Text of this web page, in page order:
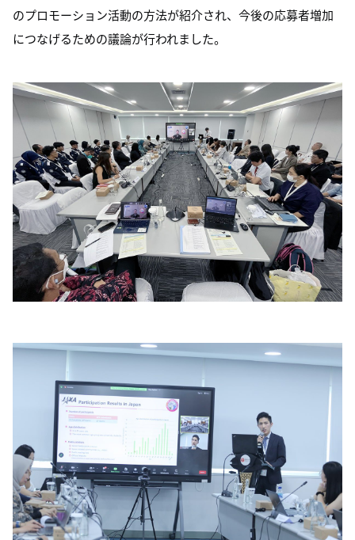
のプロモーション活動の方法が紹介され、今後の応募者増加
につなげるための議論が行われました。